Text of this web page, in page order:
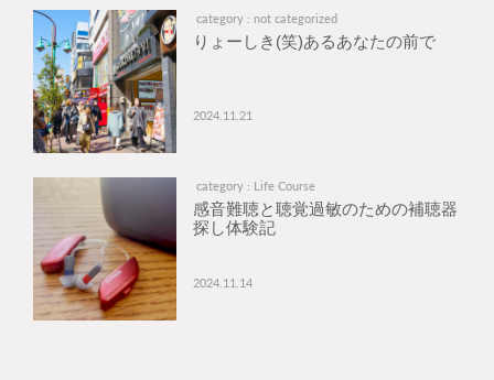
category : not categorized
りょーしき(笑)あるあなたの前で
2024.11.21
category : Life Course
感音難聴と聴覚過敏のための補聴器
探し体験記
2024.11.14